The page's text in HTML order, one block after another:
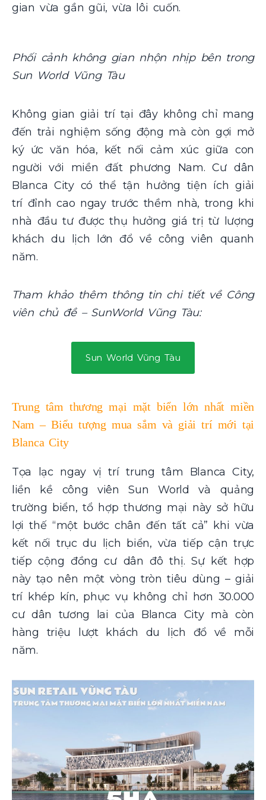
gian vừa gần gũi, vừa lôi cuốn.
Phối cảnh không gian nhộn nhịp bên trong
Sun World Vũng Tàu
Không gian giải trí tại đây không chỉ mang
đến trải nghiệm sống động mà còn gợi mở
ký ức văn hóa, kết nối cảm xúc giữa con
người với miền đất phương Nam. Cư dân
Blanca City có thể tận hưởng tiện ích giải
trí đỉnh cao ngay trước thềm nhà, trong khi
nhà đầu tư được thụ hưởng giá trị từ lượng
khách du lịch lớn đổ về công viên quanh
năm.
Tham khảo thêm thông tin chi tiết về Công
viên chủ đề – SunWorld Vũng Tàu:
Sun World Vũng Tàu
Trung tâm thương mại mặt biển lớn nhất miền
Nam – Biểu tượng mua sắm và giải trí mới tại
Blanca City
Tọa lạc ngay vị trí trung tâm Blanca City,
liền kề công viên Sun World và quảng
trường biển, tổ hợp thương mại này sở hữu
lợi thế “một bước chân đến tất cả” khi vừa
kết nối trục du lịch biển, vừa tiếp cận trực
tiếp cộng đồng cư dân đô thị. Sự kết hợp
này tạo nên một vòng tròn tiêu dùng – giải
trí khép kín, phục vụ không chỉ hơn 30.000
cư dân tương lai của Blanca City mà còn
hàng triệu lượt khách du lịch đổ về mỗi
năm.